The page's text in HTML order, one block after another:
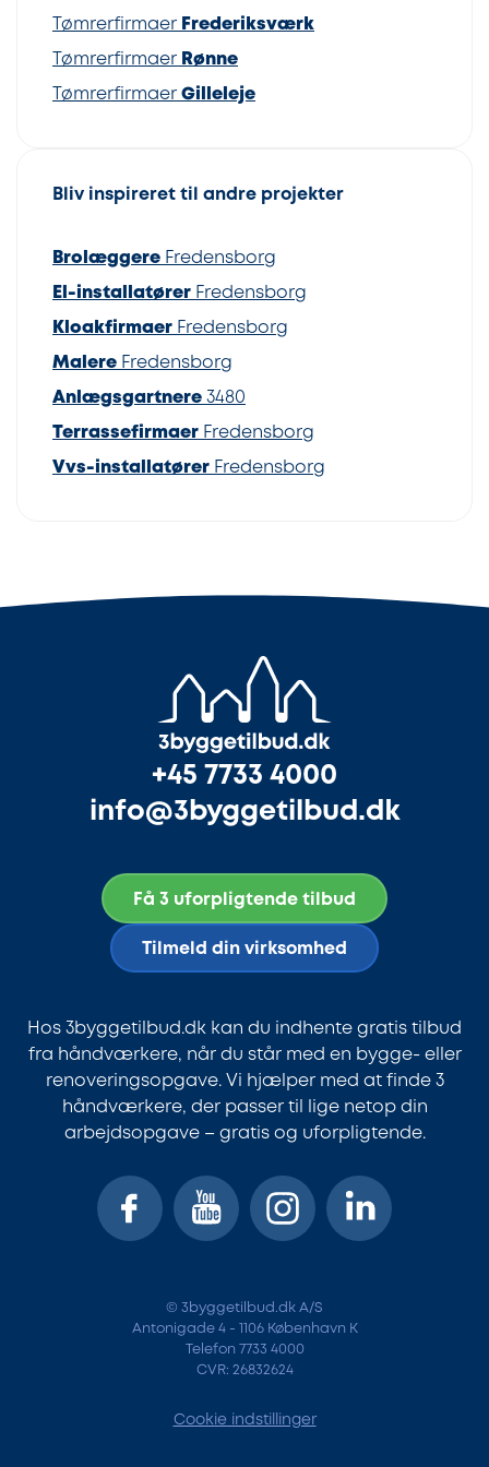
Tømrerfirmaer Frederiksværk
Tømrerfirmaer Rønne
Tømrerfirmaer Gilleleje
Bliv inspireret til andre projekter
Brolæggere Fredensborg
El-installatører Fredensborg
Kloakfirmaer Fredensborg
Malere Fredensborg
Anlægsgartnere 3480
Terrassefirmaer Fredensborg
Vvs-installatører Fredensborg
+45 7733 4000
info@3byggetilbud.dk
Få 3 uforpligtende tilbud
Tilmeld din virksomhed
Hos 3byggetilbud.dk kan du indhente gratis tilbud
fra håndværkere, når du står med en bygge- eller
renoveringsopgave. Vi hjælper med at finde 3
håndværkere, der passer til lige netop din
arbejdsopgave – gratis og uforpligtende.
© 3byggetilbud.dk A/S
Antonigade 4 - 1106 København K
Telefon 7733 4000
CVR: 26832624
Cookie indstillinger